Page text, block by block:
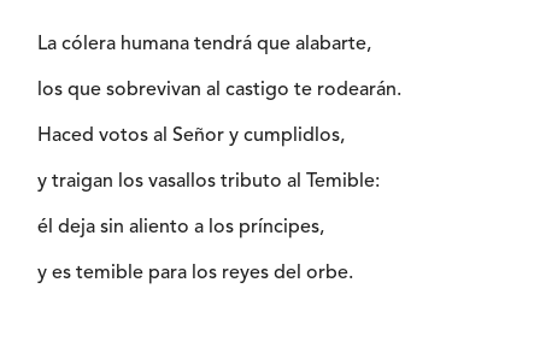
La cólera humana tendrá que alabarte,
los que sobrevivan al castigo te rodearán.
Haced votos al Señor y cumplidlos,
y traigan los vasallos tributo al Temible:
él deja sin aliento a los príncipes,
y es temible para los reyes del orbe.